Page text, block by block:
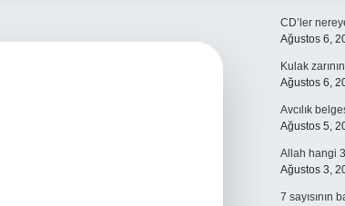
CD’ler
Ağustos 6,
Kulak
Ağustos 6,
Avcılık
Ağustos 5,
Allah hangi
Ağustos 3,
7 sayısının